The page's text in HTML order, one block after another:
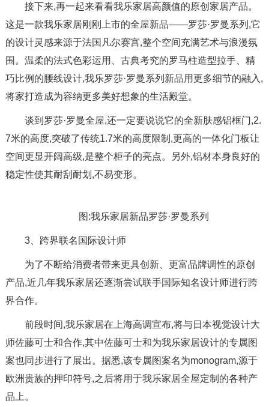
接下来,再一起来看看我乐家居高颜值的原创家居产品。
这是一款我乐家居刚刚上市的全屋新品——罗莎·罗曼系列,它
的设计灵感来源于法国凡尔赛宫,整个空间充满艺术与浪漫氛
围。温柔的法式色彩运用、古典考究的罗马柱造型拉手、精
巧比例的腰线设计,我乐罗莎·罗曼系列新品用更多细节的融入,
将家打造成为容纳更多美好想象的生活殿堂。
谈到罗莎·罗曼全屋,还一定要说说它的全新肤感铝框门,2.
7米的高度,突破了传统1.7米的高度限制,更高的一体化门板让
空间更显开阔高级,是整个柜子的亮点。另外,铝材本身良好的
稳定性使其耐刮耐划,不易变形。
图:我乐家居新品罗莎·罗曼系列
3、跨界联名国际设计师
为了不断给消费者带来更具创新、更富品牌调性的原创
产品,近几年我乐家居还逐渐尝试联手国际知名设计师进行跨
界合作。
前段时间,我乐家居在上海高调宣布,将与日本视觉设计大
师佐藤可士和合作,其中佐藤可士和为我乐家居设计的专属图
案也同步进行了展出。据悉,该专属图案名为monogram,源于
欧洲贵族的押印符号,之后将用于我乐家居全屋定制的各种产
品上。